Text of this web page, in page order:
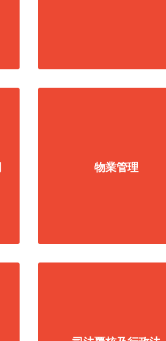
物業管理